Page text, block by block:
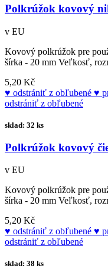
Polkrúžok kovový
v EU
Kovový polkrúžok pre
šírka - 20 mm Veľkosť,
5,20 Kč
odstrániť z obľubené
odstrániť z obľubené
sklad: 32 ks
Polkrúžok kovový
v EU
Kovový polkrúžok pre
šírka - 20 mm Veľkosť,
5,20 Kč
odstrániť z obľubené
odstrániť z obľubené
sklad: 38 ks